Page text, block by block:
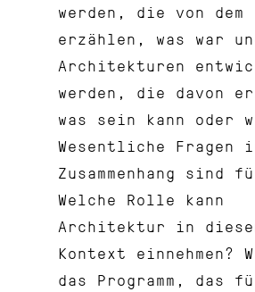
werden, die von dem
erzählen, was war
Architekturen
werden, die davon
was sein kann oder
Wesentliche Fragen
Zusammenhang sind
Welche Rolle kann
Architektur in
Kontext einnehmen?
das Programm, das